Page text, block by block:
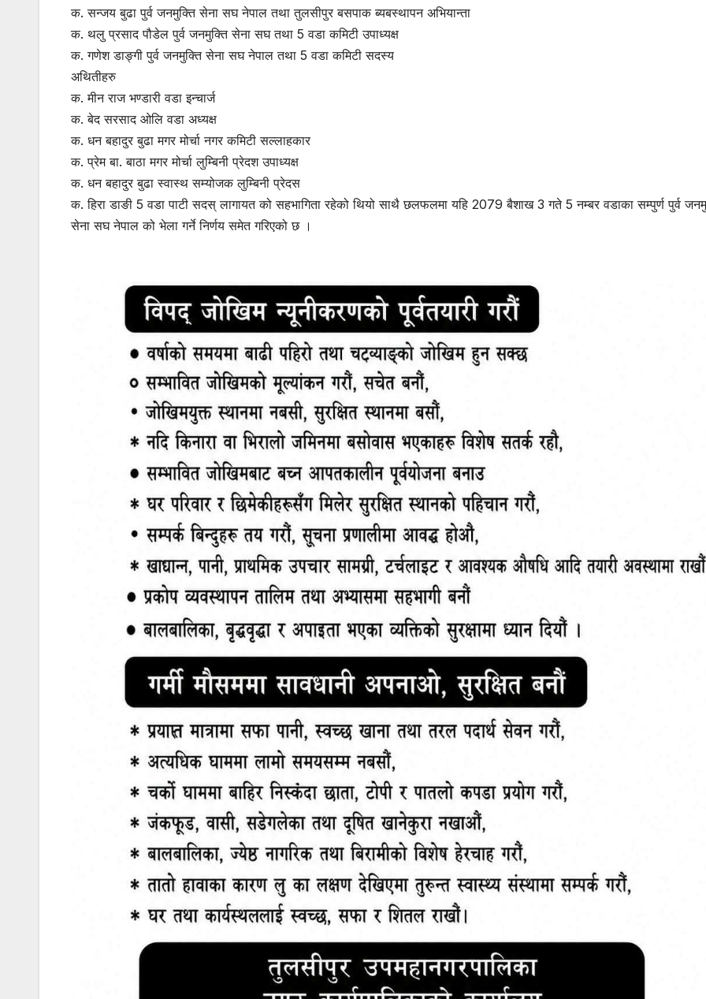
क. सन्जय बुढा पुर्व जनमुक्ति सेना सघ नेपाल तथा तुलसीपुर बसपाक ब्यबस्थापन अभियान्ता
क. थलु प्रसाद पौडेल पुर्व जनमुक्ति सेना सघ तथा 5 वडा कमिटी उपाध्यक्ष
क. गणेश डाङ्गी पुर्व जनमुक्ति सेना सघ नेपाल तथा 5 वडा कमिटी सदस्य
अथितीहरु
क. मीन राज भण्डारी वडा इन्चार्ज
क. बेद सरसाद ओलि वडा अध्यक्ष
क. धन बहादुर बुढा मगर मोर्चा नगर कमिटी सल्लाहकार
क. प्रेम बा. बाठा मगर मोर्चा लुम्बिनी प्रेदश उपाध्यक्ष
क. धन बहादुर बुढा स्वास्थ सम्योजक लुम्बिनी प्रेदस
क. हिरा डाङी 5 वडा पाटी सदस् लागायत को सहभागिता रहेको थियो साथै छलफलमा यहि 2079 बैशाख 3 गते 5 नम्बर वडाका सम्पुर्ण पुर्व
सेना सघ नेपाल को भेला गर्ने निर्णय समेत गरिएको छ ।